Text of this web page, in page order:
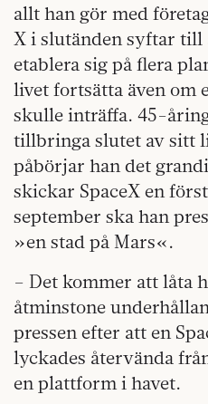
allt han gör med
X i slutänden syftar till
etablera sig på flera
livet fortsätta även om
skulle inträffa. 45-
tillbringa slutet av sitt
påbörjar han det
skickar SpaceX en
september ska han
»en stad på Mars«.
– Det kommer att låta
åtminstone
pressen efter att en
lyckades återvända
en plattform i havet.